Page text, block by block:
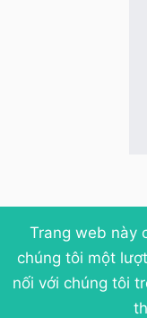
Trang web này
chúng tôi một lượt
nối với chúng tôi